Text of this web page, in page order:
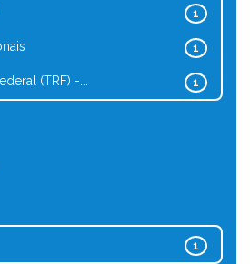
1
1
1
(TRF) -...
1